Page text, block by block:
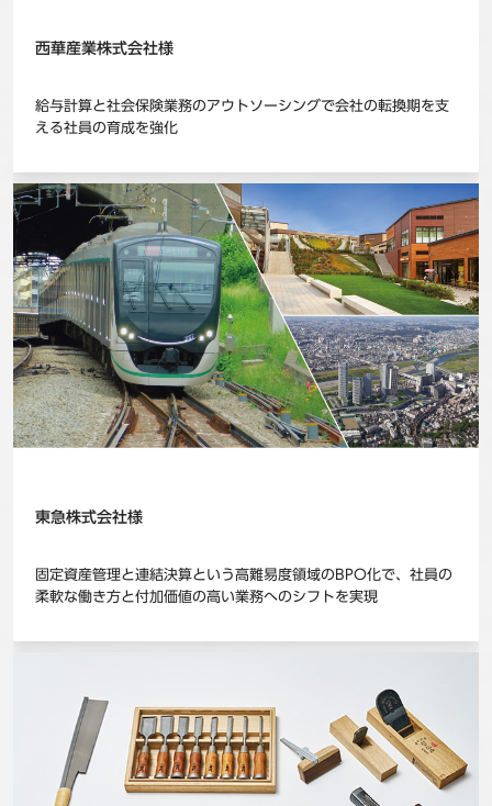
西華産業株式会社様
給与計算と社会保険業務のアウトソーシングで会社の転換期を支
える社員の育成を強化
東急株式会社様
固定資産管理と連結決算という高難易度領域のBPO化で、社員の
柔軟な働き方と付加価値の高い業務へのシフトを実現